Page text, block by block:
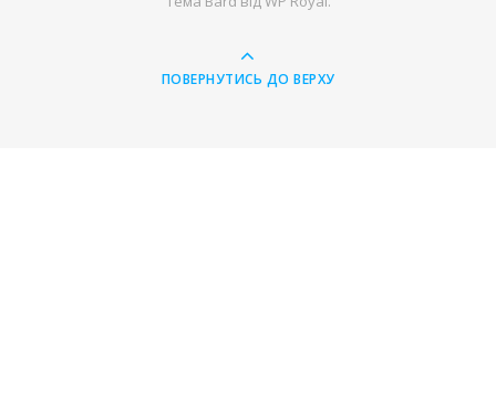
ПОВЕРНУТИСЬ ДО ВЕРХУ